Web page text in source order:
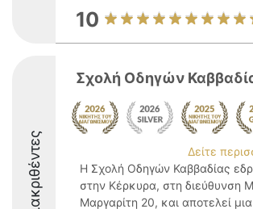
10
Διακριθέντες
Σχολή Οδηγών
Δείτε
Η Σχολή Οδηγών Καββαδίας
στην Κέρκυρα, στη διεύθυνση
Μαργαρίτη 20, και αποτελεί μια